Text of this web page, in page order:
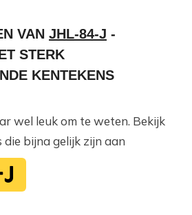
VAN JHL-84-J -
STERK
KENTEKENS
wel leuk om te weten. Bekijk
bijna gelijk zijn aan